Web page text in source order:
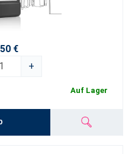
€
+
Auf Lager